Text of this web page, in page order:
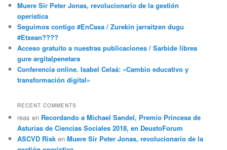
Muere Sir Peter Jonas, revolucionario de la gestión
operística
Seguimos contigo #EnCasa / Zurekin jarraitzen dugu
#Etxean????
Acceso gratuito a nuestras publicaciones / Sarbide librea
gure argitalpenetara
Conferencia online. Isabel Celaá: «Cambio educativo y
transformación digital»
RECENT COMMENTS
reas en Recordando a Michael Sandel, Premio Princesa de
Asturias de Ciencias Sociales 2018, en DeustoForum
ASCVD Risk enMuere Sir Peter Jonas, revolucionario de la